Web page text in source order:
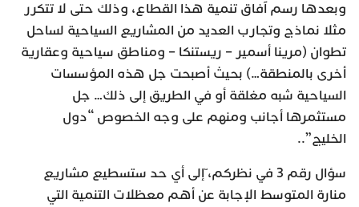
وبعدها رسم آفاق تنمية هذا القطاع، وذلك حتى لا تتكرر
مثلا نماذج وتجارب العديد من المشاريع السياحية لساحل
تطوان (مرينا أسمير – ريستنكا – ومناطق سياحية وعقارية
أخرى بالمنطقة…) بحيث أصبحت جل هذه المؤسسات
السياحية شبه مغلقة أو في الطريق إلى ذلك… جل
مستثمرها أجانب ومنهم على وجه الخصوص “دول
الخليج”..
سؤال رقم 3 في نظركم، ّإلى أي حد ستسطيع مشاريع
منارة المتوسط الإجابة عن أهم معظلات التنمية التي